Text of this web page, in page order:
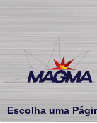
Escolha uma